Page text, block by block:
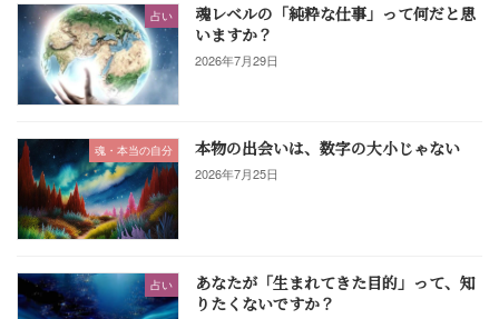
占い
魂レベルの「純粋な仕事」って何だと思
いますか？
2026年7月29日
魂・本当の自分 本物の出会いは、数字の大小じゃない
2026年7月25日
占い
あなたが「生まれてきた目的」って、知
りたくないですか？